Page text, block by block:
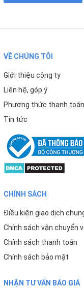
VỀ CHÚNG TÔI
Giới thiệu công ty
Liên hệ, góp ý
Phương thức thanh toán
Tin tức
CHÍNH SÁCH
Điều kiện giao dịch
Chính sách vận chuyển
Chính sách thanh toán
Chính sách bảo mật
NHẬN TƯ VẤN BÁO GIÁ